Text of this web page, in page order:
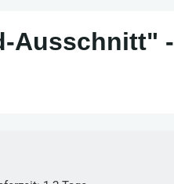
Ausschnitt" -